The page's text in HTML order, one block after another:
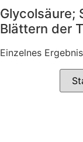
Glycolsäure;
Blättern der
Einzelnes